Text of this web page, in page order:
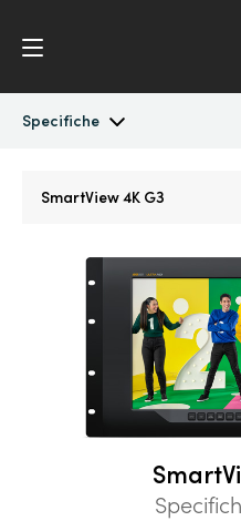
Specifiche
Austria
Brazil
Canada
SmartView 4K G3